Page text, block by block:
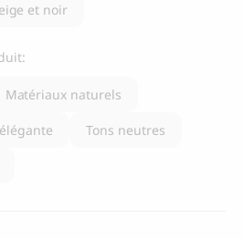
et noir
Matériaux naturels
Tons neutres